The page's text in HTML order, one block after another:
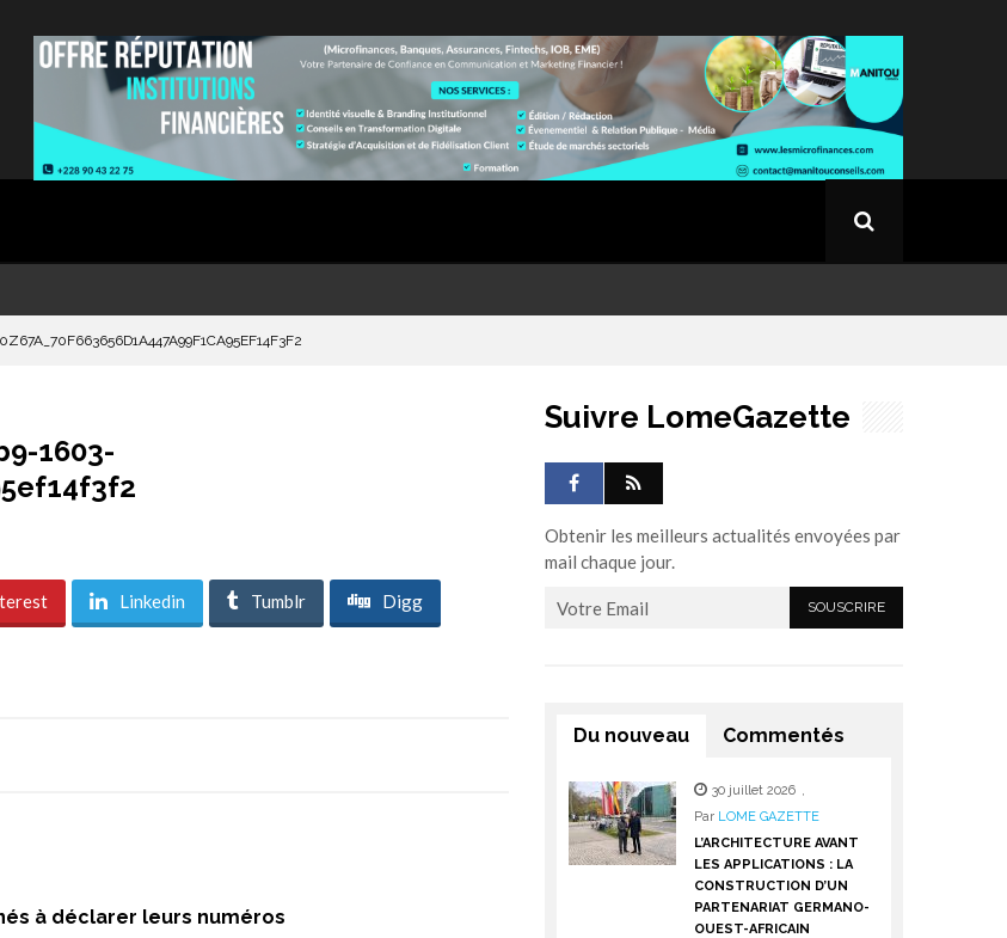
1603-
Linkedin Tumblr Digg
à déclarer leurs numéros
Suivre LomeGazette
Obtenir les meilleurs actualités envoyées par
mail chaque jour.
Du nouveau Commentés
30 juillet 2026 ,
Par LOME GAZETTE
L’ARCHITECTURE AVANT
LES APPLICATIONS : LA
CONSTRUCTION D’UN
PARTENARIAT GERMANO-
OUEST-AFRICAIN